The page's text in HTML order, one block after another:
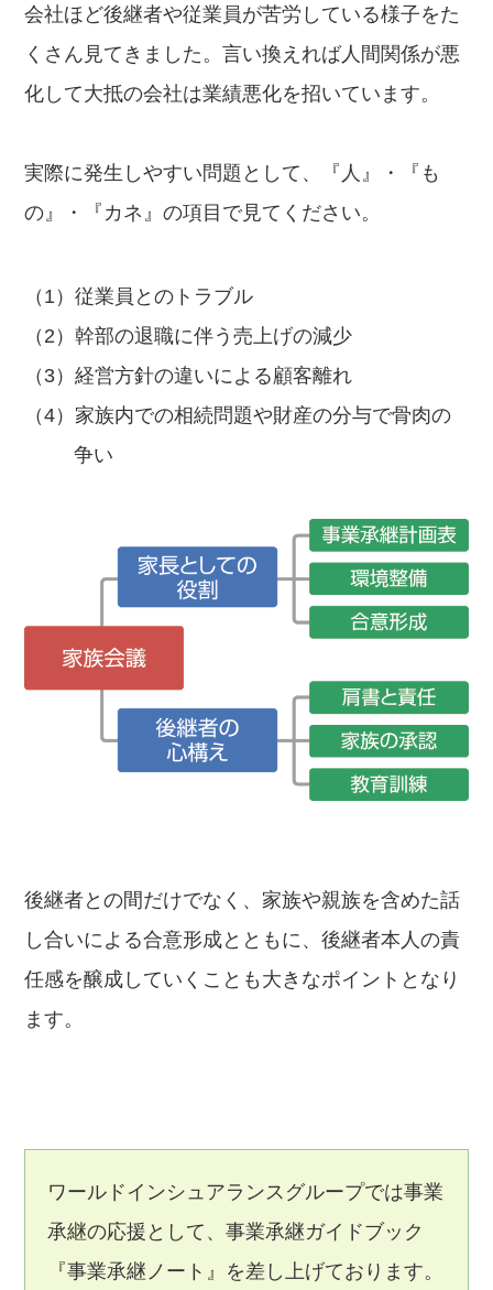
会社ほど後継者や従業員が苦労している様子をた
くさん見てきました。言い換えれば人間関係が悪
化して大抵の会社は業績悪化を招いています。
実際に発生しやすい問題として、『人』・『も
の』・『カネ』の項目で見てください。
従業員とのトラブル
幹部の退職に伴う売上げの減少
経営方針の違いによる顧客離れ
家族内での相続問題や財産の分与で骨肉の
争い
後継者との間だけでなく、家族や親族を含めた話
し合いによる合意形成とともに、後継者本人の責
任感を醸成していくことも大きなポイントとなり
ます。
ワールドインシュアランスグループでは事業
承継の応援として、事業承継ガイドブック
『事業承継ノート』を差し上げております。